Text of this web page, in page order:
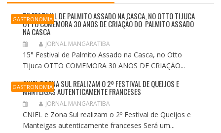
GASTRONOMIA
5° FESTIVAL DE PALMITO ASSADO NA CASCA, NO OTTO TIJUCA
OTTO COMEMORA 30 ANOS DE CRIAÇÃO DO PALMITO ASSADO
NA CASCA
JORNAL MANGARATIBA
15° Festival de Palmito Assado na Casca, no Otto
Tijuca OTTO COMEMORA 30 ANOS DE CRIAÇÃO...
GASTRONOMIA
CNIEL E ZONA SUL REALIZAM O 2º FESTIVAL DE QUEIJOS E
MANTEIGAS AUTENTICAMENTE FRANCESES
JORNAL MANGARATIBA
CNIEL e Zona Sul realizam o 2º Festival de Queijos e
Manteigas autenticamente franceses Será um...